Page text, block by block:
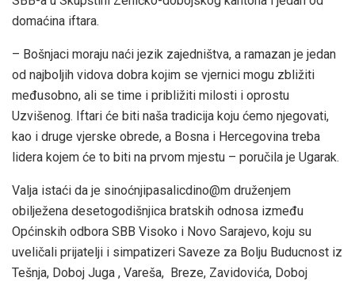
domaćina iftara.
– Bošnjaci moraju naći jezik zajedništva, a ramazan je jedan
od najboljih vidova dobra kojim se vjernici mogu zbližiti
međusobno, ali se time i približiti milosti i oprostu
Uzvišenog. Iftari će biti naša tradicija koju ćemo njegovati,
kao i druge vjerske obrede, a Bosna i Hercegovina treba
lidera kojem će to biti na prvom mjestu – poručila je Ugarak.
Valja istaći da je sinoćnjipasalicdino@m druženjem
obilježena desetogodišnjica bratskih odnosa između
Općinskih odbora SBB Visoko i Novo Sarajevo, koju su
uveličali prijatelji i simpatizeri Saveze za Bolju Buducnost iz
Tešnja, Doboj Juga , Vareša, Breze, Zavidovića, Doboj